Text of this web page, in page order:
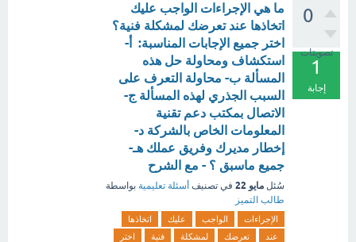
0
تصويتات
1
إجابة
ما هي الإجراءات الواجب عليك
اتخاذها عند تعرضك لمشكلة فنية؟
اختر جميع الإجابات المناسبة: أ-
استكشاف ومحاولة حل هذه
المسألة ب- محاولة التعرف على
السبب الجذري لهذه المسألة ج-
الاتصال بمكتب دعم تقنية
المعلومات الخاص بالشركة د-
إخطار مديرك وفريق عملك هـ-
جميع ماسبق ؟ - مع الشرح
سُئل مايو 22 في تصنيف أسئلة تعليمية بواسطة
طالب التميز
الإجراءات الواجب عليك
اتخاذها
عند
تعرضك لمشكلة فنية
اختر